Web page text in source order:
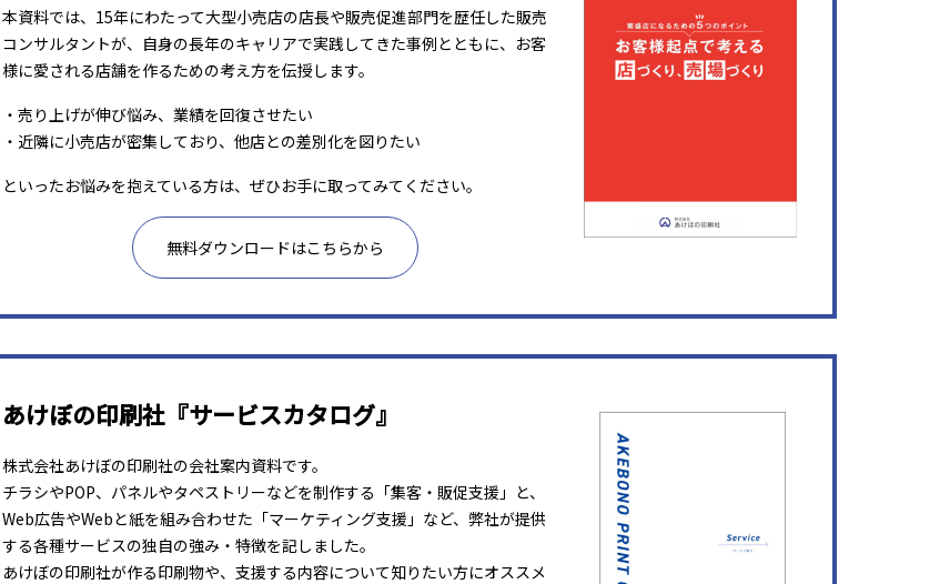
本資料では、15年にわたって大型小売店の店長や販売促進部門を歴任した販売
コンサルタントが、自身の長年のキャリアで実践してきた事例とともに、お客
様に愛される店舗を作るための考え方を伝授します。
・売り上げが伸び悩み、業績を回復させたい
・近隣に小売店が密集しており、他店との差別化を図りたい
といったお悩みを抱えている方は、ぜひお手に取ってみてください。
無料ダウンロードはこちらから
あけぼの印刷社『サービスカタログ』
株式会社あけぼの印刷社の会社案内資料です。
チラシやPOP、パネルやタペストリーなどを制作する「集客・販促支援」と、
Web広告やWebと紙を組み合わせた「マーケティング支援」など、弊社が提供
する各種サービスの独自の強み・特徴を記しました。
あけぼの印刷社が作る印刷物や、支援する内容について知りたい方にオススメ